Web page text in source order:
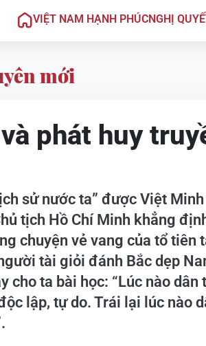
VIỆT NAM HẠNH PHÚCNGHỊ
mới
phát huy
sử nước ta” được Việt
tịch Hồ Chí Minh khẳng
chuyện vẻ vang của tổ tiên
tài giỏi đánh Bắc dẹp
cho ta bài học: “Lúc nào
lập, tự do. Trái lại lúc nào